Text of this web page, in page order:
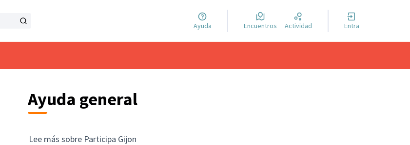
Ayuda Encuentros Actividad Entra
Ayuda general
Lee más sobre Participa Gijon